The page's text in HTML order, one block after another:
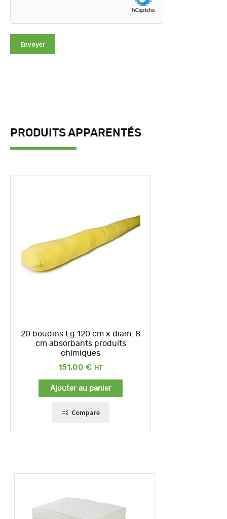
PRODUITS APPARENTÉS
20 boudins Lg 120 cm x diam. 8
cm absorbants produits
chimiques
151,00 €
Ajouter au panier
Compare